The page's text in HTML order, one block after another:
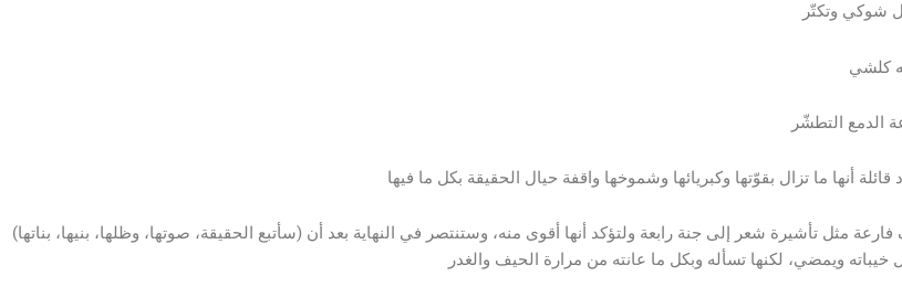
شوكي وتكتّر
كلشي
(سأتبع الحقيقة، صوتها، وظلها، بنيها، بناتها) وأقف فارعة مثل تأشيرة شعر إلى جنة رابعة ولتؤكد أنها أقوى منه، وستنتصر في النهاية بعد أن